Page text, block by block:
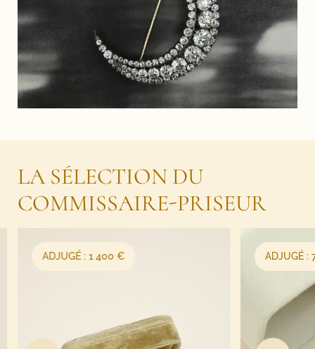
LA SÉLECTION DU
COMMISSAIRE-PRISEUR
ADJUGÉ : 1 400 € ADJUGÉ :